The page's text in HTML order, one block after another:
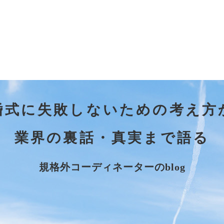
式に失敗しないための考え方
業界の裏話・真実まで語る
規格外コーディネーターのblog